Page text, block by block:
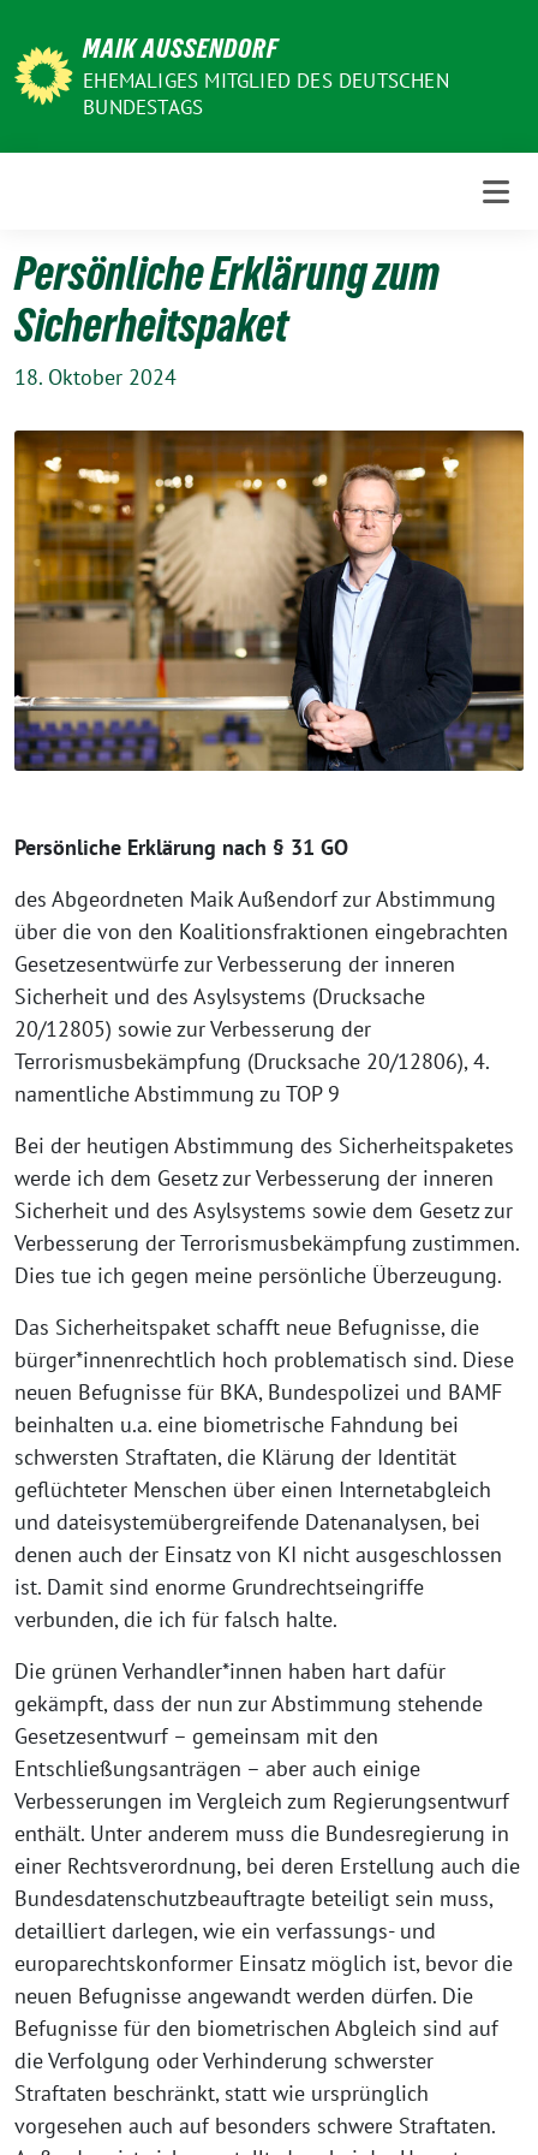
zum
Inhalt
MAIK AUSSENDORF
EHEMALIGES MITGLIED DES DEUTSCHEN
BUNDESTAGS
Persönliche Erklärung zum
Sicherheitspaket
18. Oktober 2024
Persönliche Erklärung nach § 31 GO
des Abgeordneten Maik Außendorf zur Abstimmung
über die von den Koalitionsfraktionen eingebrachten
Gesetzesentwürfe zur Verbesserung der inneren
Sicherheit und des Asylsystems (Drucksache
20/12805) sowie zur Verbesserung der
Terrorismusbekämpfung (Drucksache 20/12806), 4.
namentliche Abstimmung zu TOP 9
Bei der heutigen Abstimmung des Sicherheitspaketes
werde ich dem Gesetz zur Verbesserung der inneren
Sicherheit und des Asylsystems sowie dem Gesetz zur
Verbesserung der Terrorismusbekämpfung zustimmen.
Dies tue ich gegen meine persönliche Überzeugung.
Das Sicherheitspaket schafft neue Befugnisse, die
bürger*innenrechtlich hoch problematisch sind. Diese
neuen Befugnisse für BKA, Bundespolizei und BAMF
beinhalten u.a. eine biometrische Fahndung bei
schwersten Straftaten, die Klärung der Identität
geflüchteter Menschen über einen Internetabgleich
und dateisystemübergreifende Datenanalysen, bei
denen auch der Einsatz von KI nicht ausgeschlossen
ist. Damit sind enorme Grundrechtseingriffe
verbunden, die ich für falsch halte.
Die grünen Verhandler*innen haben hart dafür
gekämpft, dass der nun zur Abstimmung stehende
Gesetzesentwurf – gemeinsam mit den
Entschließungsanträgen – aber auch einige
Verbesserungen im Vergleich zum Regierungsentwurf
enthält. Unter anderem muss die Bundesregierung in
einer Rechtsverordnung, bei deren Erstellung auch die
Bundesdatenschutzbeauftragte beteiligt sein muss,
detailliert darlegen, wie ein verfassungs- und
europarechtskonformer Einsatz möglich ist, bevor die
neuen Befugnisse angewandt werden dürfen. Die
Befugnisse für den biometrischen Abgleich sind auf
die Verfolgung oder Verhinderung schwerster
Straftaten beschränkt, statt wie ursprünglich
vorgesehen auch auf besonders schwere Straftaten.